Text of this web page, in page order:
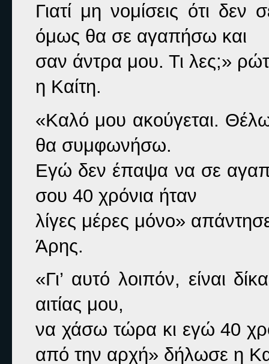
Γιατί μη νομίσεις ότι
όμως θα σε αγαπήσω και
σαν άντρα μου. Τι λες;»
η Καίτη.
«Καλό μου ακούγεται.
θα συμφωνήσω.
Εγώ δεν έπαψα να σε
σου 40 χρόνια ήταν
λίγες μέρες μόνο»
Άρης.
«Γι’ αυτό λοιπόν, είναι
αιτίας μου,
να χάσω τώρα κι εγώ 40
από την αρχή» δήλωσε η